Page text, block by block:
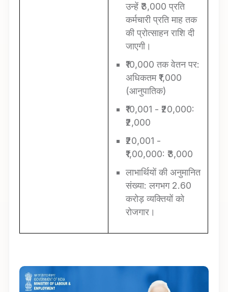
उन्हें ₹3,000 प्रति
कर्मचारी प्रति माह तक
की प्रोत्साहन राशि दी
जाएगी।
₹10,000 तक वेतन पर:
अधिकतम ₹1,000
(आनुपातिक)
₹10,001 - ₹20,000:
₹2,000
₹20,001 -
₹1,00,000: ₹3,000
लाभार्थियों की अनुमानित
संख्या: लगभग 2.60
करोड़ व्यक्तियों को
रोजगार।